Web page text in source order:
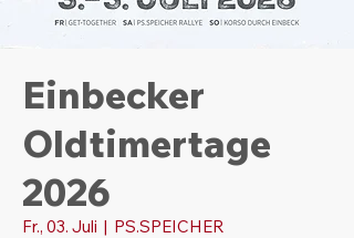
Einbecker
Oldtimertage
2026
Fr., 03. Juli
  |
PS.SPEICHER